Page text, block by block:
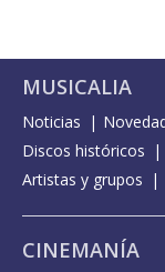
MUSICALIA
Noticias
Discos históricos
Artistas y grupos
CINEMANÍA